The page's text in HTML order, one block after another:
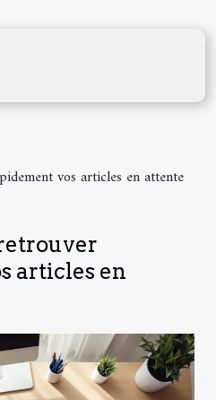
vos articles en attente
articles en